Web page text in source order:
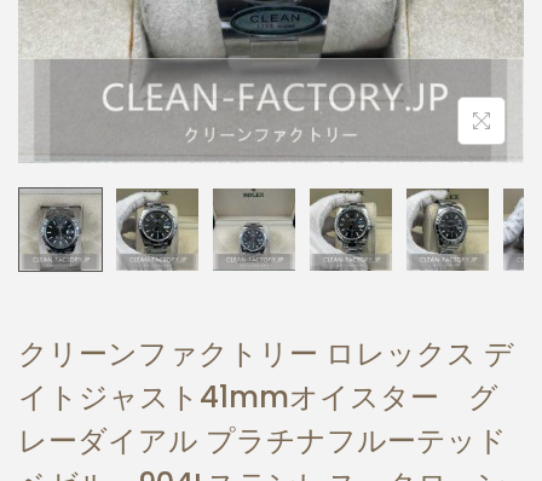
クリーンファクトリー ロレックス デ
イトジャスト41mmオイスター グ
レーダイアル プラチナフルーテッド